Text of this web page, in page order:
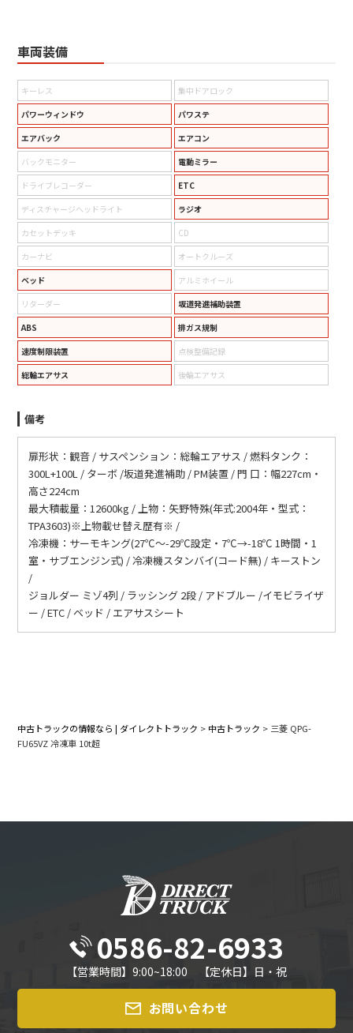
車両装備
キーレス
集中ドアロック
パワーウィンドウ
パワステ
エアバック
エアコン
バックモニター
電動ミラー
ドライブレコーダー
ETC
ディスチャージヘッドライト
ラジオ
カセットデッキ
CD
カーナビ
オートクルーズ
ベッド
アルミホイール
リターダー
坂道発進補助装置
ABS
排ガス規制
速度制限装置
点検整備記録
総輪エアサス
後輪エアサス
備考
扉形状：観音 / サスペンション：総輪エアサス / 燃料タンク：
300L+100L / ターボ /坂道発進補助 / PM装置 / 門 口：幅227cm・
高さ224cm
最大積載量：12600kg / 上物：矢野特殊(年式:2004年・型式：
TPA3603)※上物載せ替え歴有※ /
冷凍機：サーモキング(27℃～-29℃設定・7℃→-18℃ 1時間・1
室・サブエンジン式) / 冷凍機スタンバイ(コード無) / キーストン
/
ジョルダー ミゾ4列 / ラッシング 2段 / アドブルー /イモビライザ
ー / ETC / ベッド / エアサスシート
中古トラックの情報なら | ダイレクトトラック > 中古トラック > 三菱 QPG-
FU65VZ 冷凍車 10t超
0586-82-6933
【営業時間】9:00~18:00 【定休日】日・祝
お問い合わせ